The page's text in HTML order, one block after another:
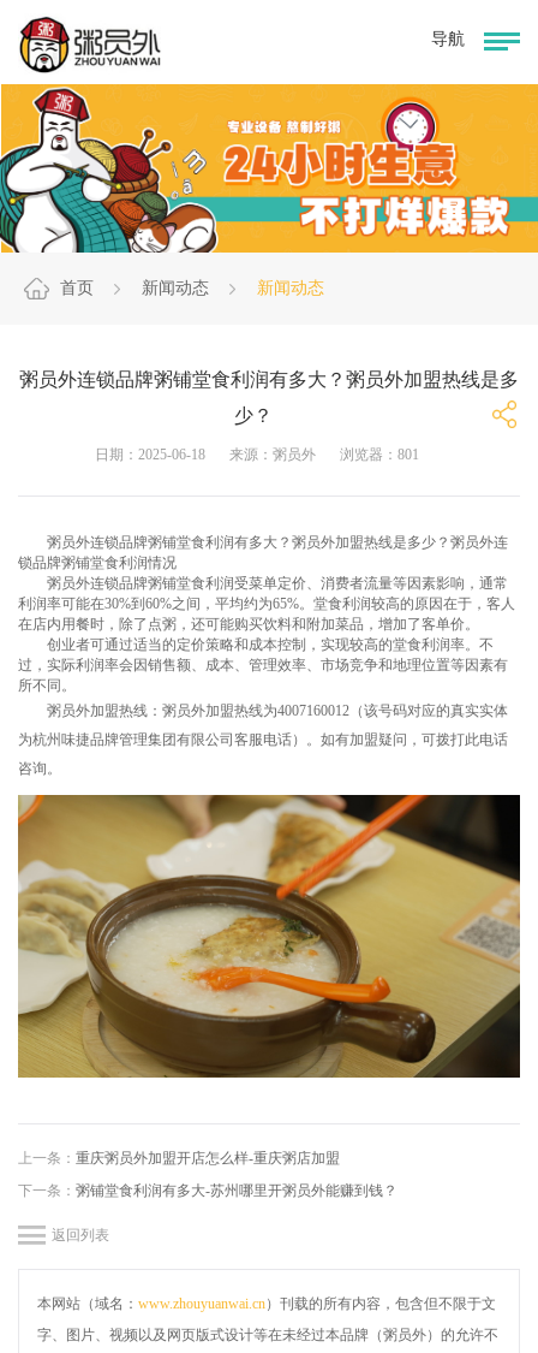
首页 新闻动态 新闻动态
粥员外连锁品牌粥铺堂食利润有多大？粥员外加盟热线是多
少？
日期：2025-06-18 来源：粥员外 浏览器：801
粥员外连锁品牌粥铺堂食利润有多大？粥员外加盟热线是多少？粥员外连
锁品牌粥铺堂食利润情况
粥员外连锁品牌粥铺堂食利润受菜单定价、消费者流量等因素影响，通常
利润率可能在30%到60%之间，平均约为65%。堂食利润较高的原因在于，客人
在店内用餐时，除了点粥，还可能购买饮料和附加菜品，增加了客单价。
创业者可通过适当的定价策略和成本控制，实现较高的堂食利润率。不
过，实际利润率会因销售额、成本、管理效率、市场竞争和地理位置等因素有
所不同。
粥员外加盟热线：粥员外加盟热线为4007160012（该号码对应的真实实体
为杭州味捷品牌管理集团有限公司客服电话）。如有加盟疑问，可拨打此电话
咨询。
上一条： 重庆粥员外加盟开店怎么样-重庆粥店加盟
下一条： 粥铺堂食利润有多大-苏州哪里开粥员外能赚到钱？
返回列表
本网站（域名： www.zhouyuanwai.cn）刊载的所有内容，包含但不限于文
字、图片、视频以及网页版式设计等在未经过本品牌（粥员外）的允许不